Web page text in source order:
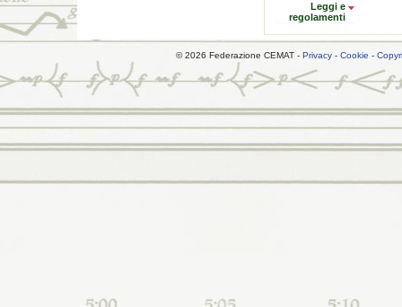
Leggi e
regolamenti
© 2026 Federazione CEMAT - Privacy- Cookie -